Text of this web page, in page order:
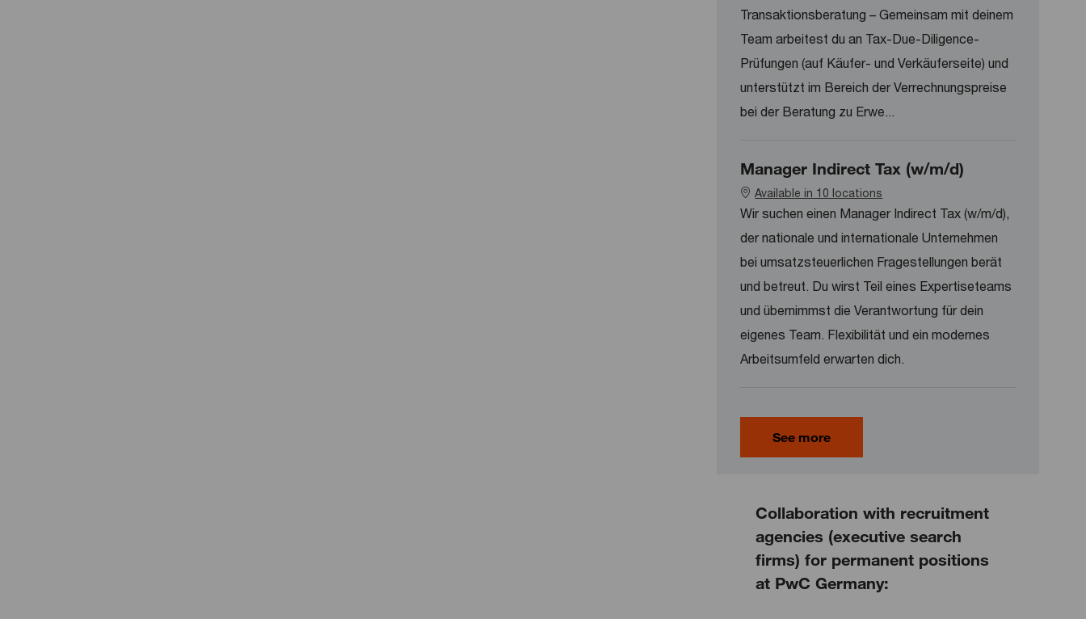
Transaktionsberatung – Gemeinsam mit deinem
Team arbeitest du an Tax-Due-Diligence-
Prüfungen (auf Käufer- und Verkäuferseite) und
unterstützt im Bereich der Verrechnungspreise
bei der Beratung zu Erwe...
Manager Indirect Tax (w/m/d)
Available in 10 locations
Wir suchen einen Manager Indirect Tax (w/m/d),
der nationale und internationale Unternehmen
bei umsatzsteuerlichen Fragestellungen berät
und betreut. Du wirst Teil eines Expertiseteams
und übernimmst die Verantwortung für dein
eigenes Team. Flexibilität und ein modernes
Arbeitsumfeld erwarten dich.
See more
Collaboration with recruitment
agencies (executive search
firms) for permanent positions
at PwC Germany: